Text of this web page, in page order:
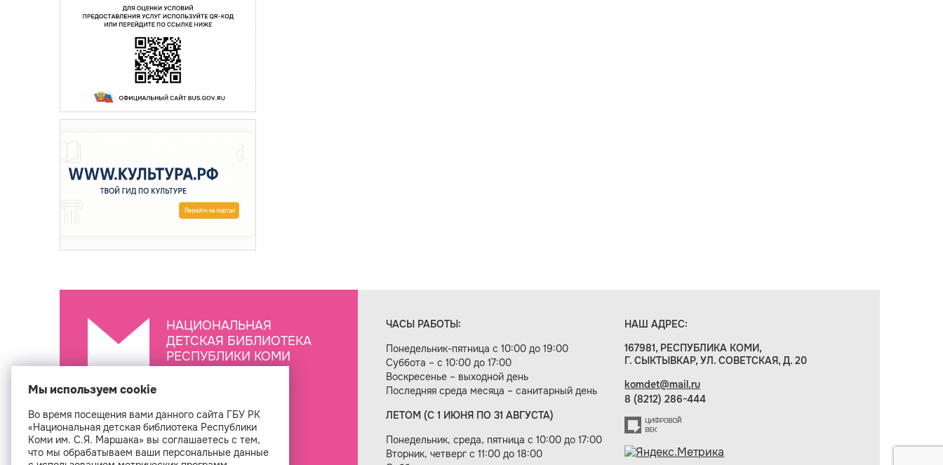
НАЦИОНАЛЬНАЯ
ДЕТСКАЯ БИБЛИОТЕКА
РЕСПУБЛИКИ КОМИ
ЧАСЫ РАБОТЫ:
Понедельник-пятница с 10:00 до 19:00
Суббота – с 10:00 до 17:00
Воскресенье – выходной день
Последняя среда месяца – санитарный день
ЛЕТОМ (С 1 ИЮНЯ ПО 31 АВГУСТА)
Понедельник, среда, пятница с 10:00 до 17:00
Вторник, четверг с 11:00 до 18:00
НАШ АДРЕС:
167981, РЕСПУБЛИКА КОМИ,
Г. СЫКТЫВКАР, УЛ. СОВЕТСКАЯ, Д. 20
komdet@mail.ru
8 (8212) 286-444
Создание сайта — веб-студия «Цифровой век»
Мы используем cookie
Во время посещения вами данного сайта ГБУ РК
«Национальная детская библиотека Республики
Коми им. С.Я. Маршака» вы соглашаетесь с тем,
что мы обрабатываем ваши персональные данные